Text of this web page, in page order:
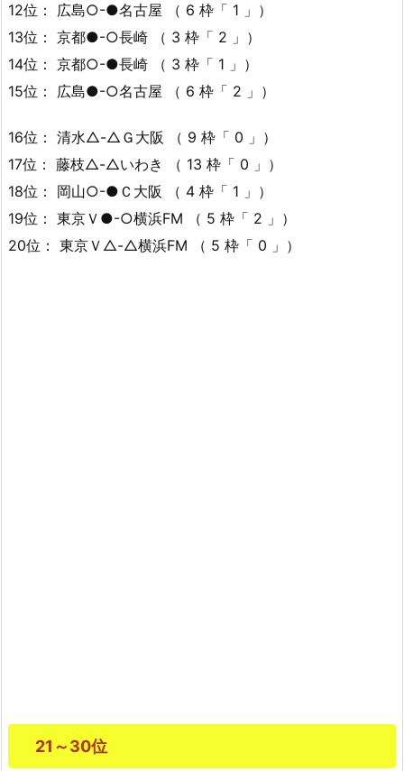
12位： 広島○-●名古屋 （ 6 枠「 1 」）
13位： 京都●-○長崎 （ 3 枠「 2 」）
14位： 京都○-●長崎 （ 3 枠「 1 」）
15位： 広島●-○名古屋 （ 6 枠「 2 」）
16位： 清水△-△Ｇ大阪 （ 9 枠「 0 」）
17位： 藤枝△-△いわき （ 13 枠「 0 」）
18位： 岡山○-●Ｃ大阪 （ 4 枠「 1 」）
19位： 東京Ｖ●-○横浜FM （ 5 枠「 2 」）
20位： 東京Ｖ△-△横浜FM （ 5 枠「 0 」）
21～30位